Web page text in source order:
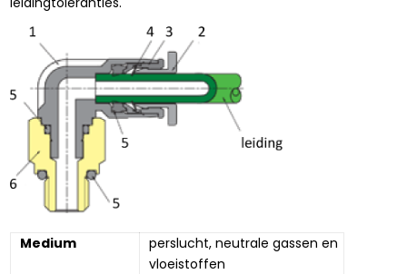
Medium
perslucht, neutrale gassen en
vloeistoffen